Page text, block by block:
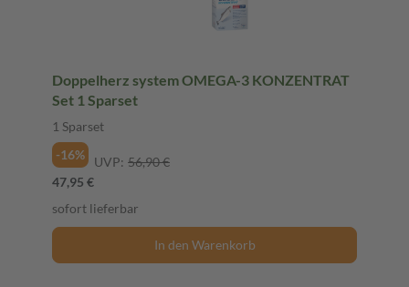
Doppelherz system OMEGA-3 KONZENTRAT
Set 1 Sparset
1 Sparset
-16%
UVP: 56,90 €
47,95 €
sofort lieferbar
In den Warenkorb